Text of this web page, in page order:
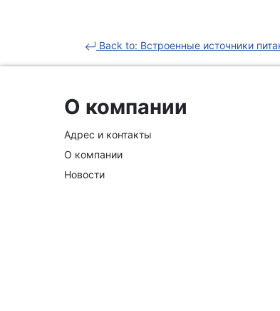
Back to: Встроенные источники
О компании
Адрес и контакты
О компании
Новости